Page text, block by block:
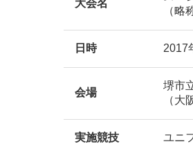
大会名
（略
日時 2017
会場
堺市
（大
実施競技 ユニ